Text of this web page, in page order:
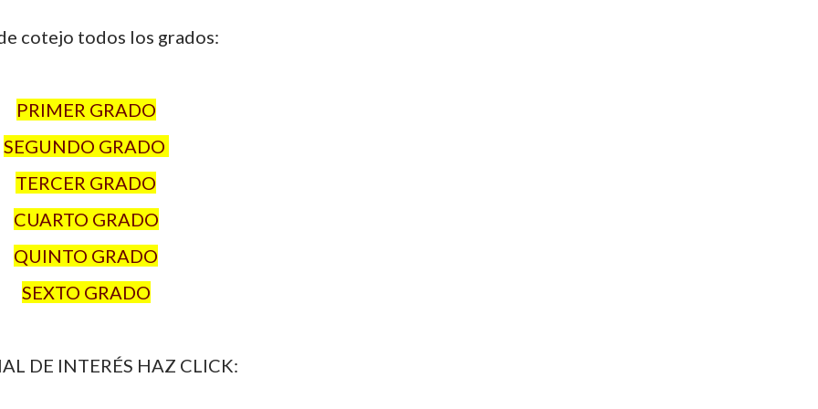
cotejo todos los grados:
PRIMER GRADO
SEGUNDO GRADO
TERCER GRADO
CUARTO GRADO
QUINTO GRADO
SEXTO GRADO
DE INTERÉS HAZ CLICK: